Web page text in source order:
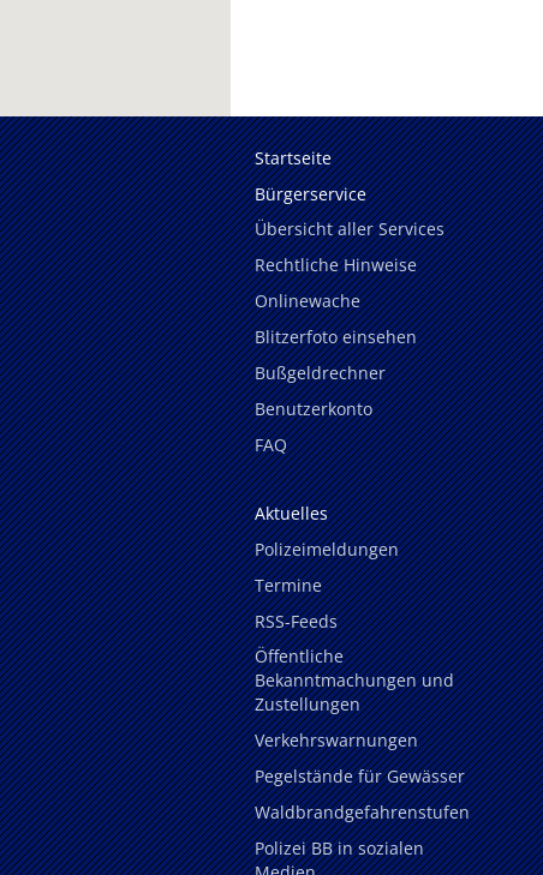
Startseite
Bürgerservice
Übersicht aller Services
Rechtliche Hinweise
Onlinewache
Blitzerfoto einsehen
Bußgeldrechner
Benutzerkonto
FAQ
Aktuelles
Polizeimeldungen
Termine
RSS-Feeds
Öffentliche
Bekanntmachungen und
Zustellungen
Verkehrswarnungen
Pegelstände für Gewässer
Waldbrandgefahrenstufen
Polizei BB in sozialen